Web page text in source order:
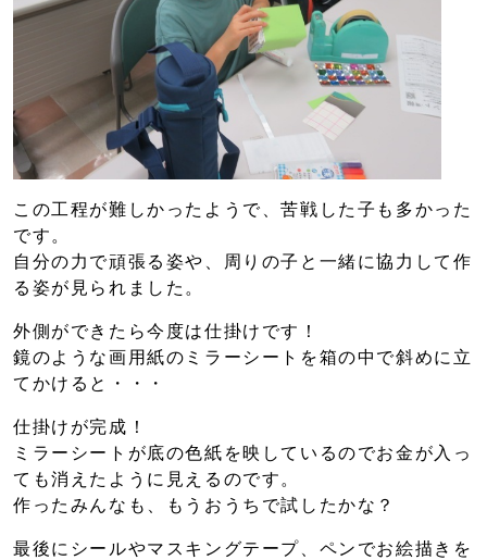
この工程が難しかったようで、苦戦した子も多かった
です。
自分の力で頑張る姿や、周りの子と一緒に協力して作
る姿が見られました。
外側ができたら今度は仕掛けです！
鏡のような画用紙のミラーシートを箱の中で斜めに立
てかけると・・・
仕掛けが完成！
ミラーシートが底の色紙を映しているのでお金が入っ
ても消えたように見えるのです。
作ったみんなも、もうおうちで試したかな？
最後にシールやマスキングテープ、ペンでお絵描きを